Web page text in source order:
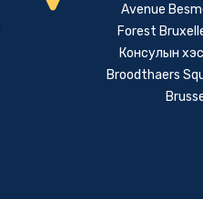
Avenue
Forest
Консулын
Broodthaers